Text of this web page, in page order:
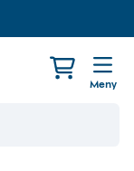
Meny